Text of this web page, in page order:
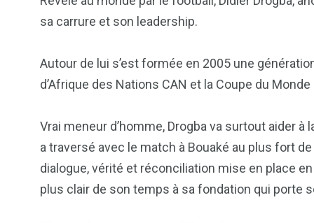
sa carrure et son leadership.
Autour de lui s’est formée en 2005 une
d’Afrique des Nations CAN et la Coupe du Monde
Vrai meneur d’homme, Drogba va surtout aider
a traversé avec le match à Bouaké au plus fort
dialogue, vérité et réconciliation mise en place
plus clair de son temps à sa fondation qui porte